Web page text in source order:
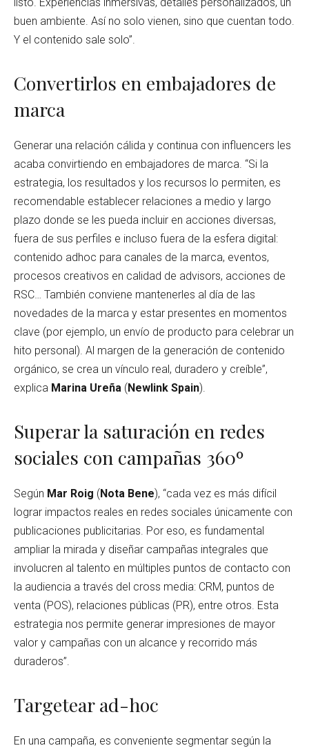
buen ambiente. Así no solo vienen, sino que cuentan todo.
Y el contenido sale solo”.
Convertirlos en embajadores de
marca
Generar una relación cálida y continua con influencers les
acaba convirtiendo en embajadores de marca. “Si la
estrategia, los resultados y los recursos lo permiten, es
recomendable establecer relaciones a medio y largo
plazo donde se les pueda incluir en acciones diversas,
fuera de sus perfiles e incluso fuera de la esfera digital:
contenido adhoc para canales de la marca, eventos,
procesos creativos en calidad de advisors, acciones de
RSC… También conviene mantenerles al día de las
novedades de la marca y estar presentes en momentos
clave (por ejemplo, un envío de producto para celebrar un
hito personal). Al margen de la generación de contenido
orgánico, se crea un vínculo real, duradero y creíble”,
explica Marina Ureña (Newlink Spain).
Superar la saturación en redes
sociales con campañas 360º
Según Mar Roig (Nota Bene), “cada vez es más difícil
lograr impactos reales en redes sociales únicamente con
publicaciones publicitarias. Por eso, es fundamental
ampliar la mirada y diseñar campañas integrales que
involucren al talento en múltiples puntos de contacto con
la audiencia a través del cross media: CRM, puntos de
venta (POS), relaciones públicas (PR), entre otros. Esta
estrategia nos permite generar impresiones de mayor
valor y campañas con un alcance y recorrido más
duraderos”.
Targetear ad-hoc
En una campaña, es conveniente segmentar según la